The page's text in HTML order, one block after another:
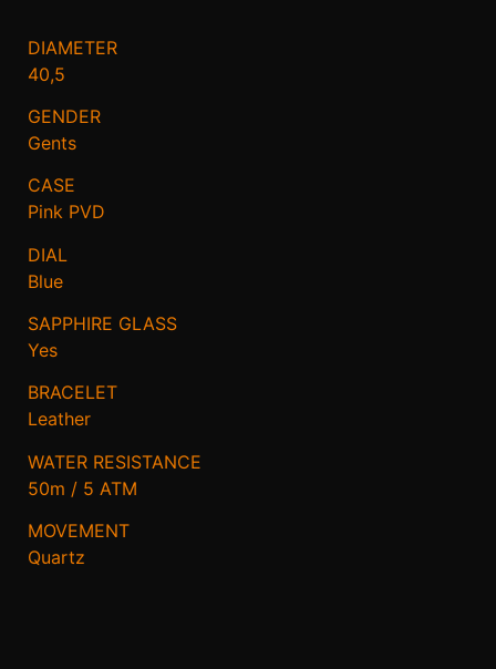
DIAMETER
40,5
GENDER
Gents
CASE
Pink PVD
DIAL
Blue
SAPPHIRE GLASS
Yes
BRACELET
Leather
WATER RESISTANCE
50m / 5 ATM
MOVEMENT
Quartz